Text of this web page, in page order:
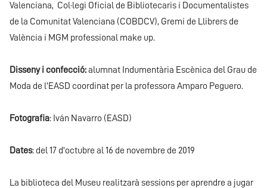
Valenciana, Col·legi Oficial de Bibliotecaris i Documentalistes
de la Comunitat Valenciana (COBDCV), Gremi de Llibrers de
València i MGM professional make up.
Disseny i confecció:alumnat Indumentària Escènica del Grau de
Moda de l’EASD coordinat per la professora Amparo Peguero.
Fotografia: Iván Navarro (EASD)
Dates: del 17 d'octubre al 16 de novembre de 2019
La biblioteca del Museu realitzarà sessions per aprendre a jugar